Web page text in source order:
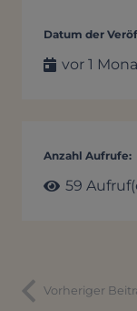
Datum der
vor 1
Anzahl Aufrufe:
59
Vorheriger